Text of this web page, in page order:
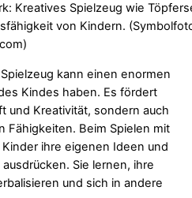
Kreatives Spielzeug wie
von Kindern.
kann einen enormen
Kindes haben. Es fördert
und Kreativität, sondern auch
Fähigkeiten. Beim Spielen mit
ihre eigenen Ideen und
Sie lernen, ihre
und sich in andere